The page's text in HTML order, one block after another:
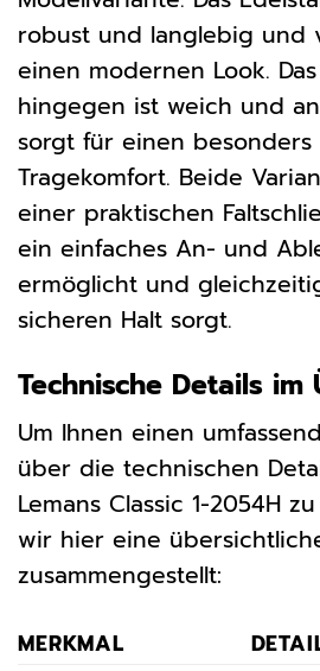
robust und langlebig und
einen modernen Look.
hingegen ist weich und
sorgt für einen besonders
Tragekomfort. Beide
einer praktischen
ein einfaches An- und
ermöglicht und
sicheren Halt sorgt.
Technische Details im
Um Ihnen einen
über die technischen
Lemans Classic 1-2054H
wir hier eine
zusammengestellt:
MERKMAL